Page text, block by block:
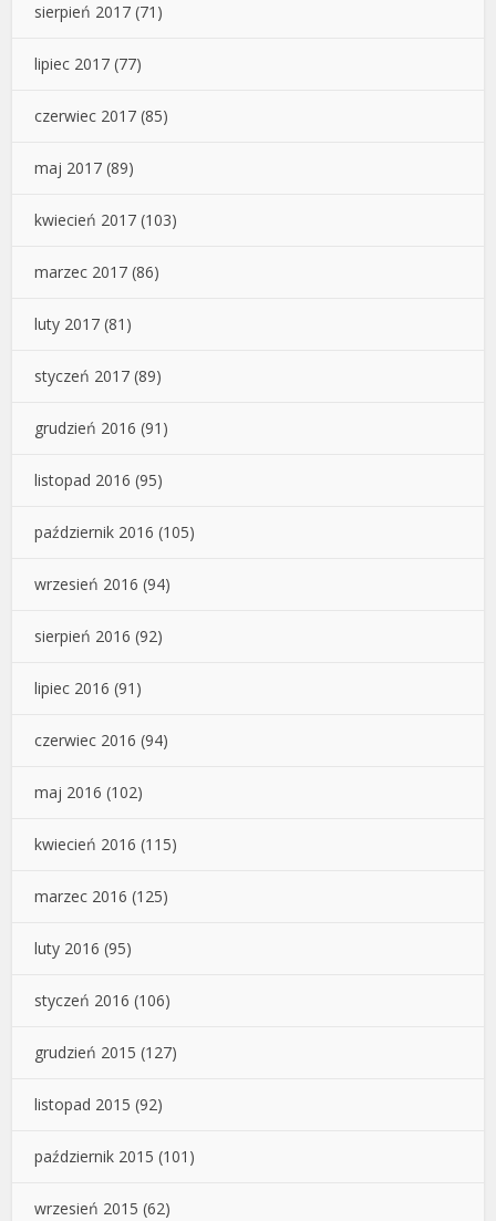
sierpień 2017 (71)
lipiec 2017 (77)
czerwiec 2017 (85)
maj 2017 (89)
kwiecień 2017 (103)
marzec 2017 (86)
luty 2017 (81)
styczeń 2017 (89)
grudzień 2016 (91)
listopad 2016 (95)
październik 2016 (105)
wrzesień 2016 (94)
sierpień 2016 (92)
lipiec 2016 (91)
czerwiec 2016 (94)
maj 2016 (102)
kwiecień 2016 (115)
marzec 2016 (125)
luty 2016 (95)
styczeń 2016 (106)
grudzień 2015 (127)
listopad 2015 (92)
październik 2015 (101)
wrzesień 2015 (62)